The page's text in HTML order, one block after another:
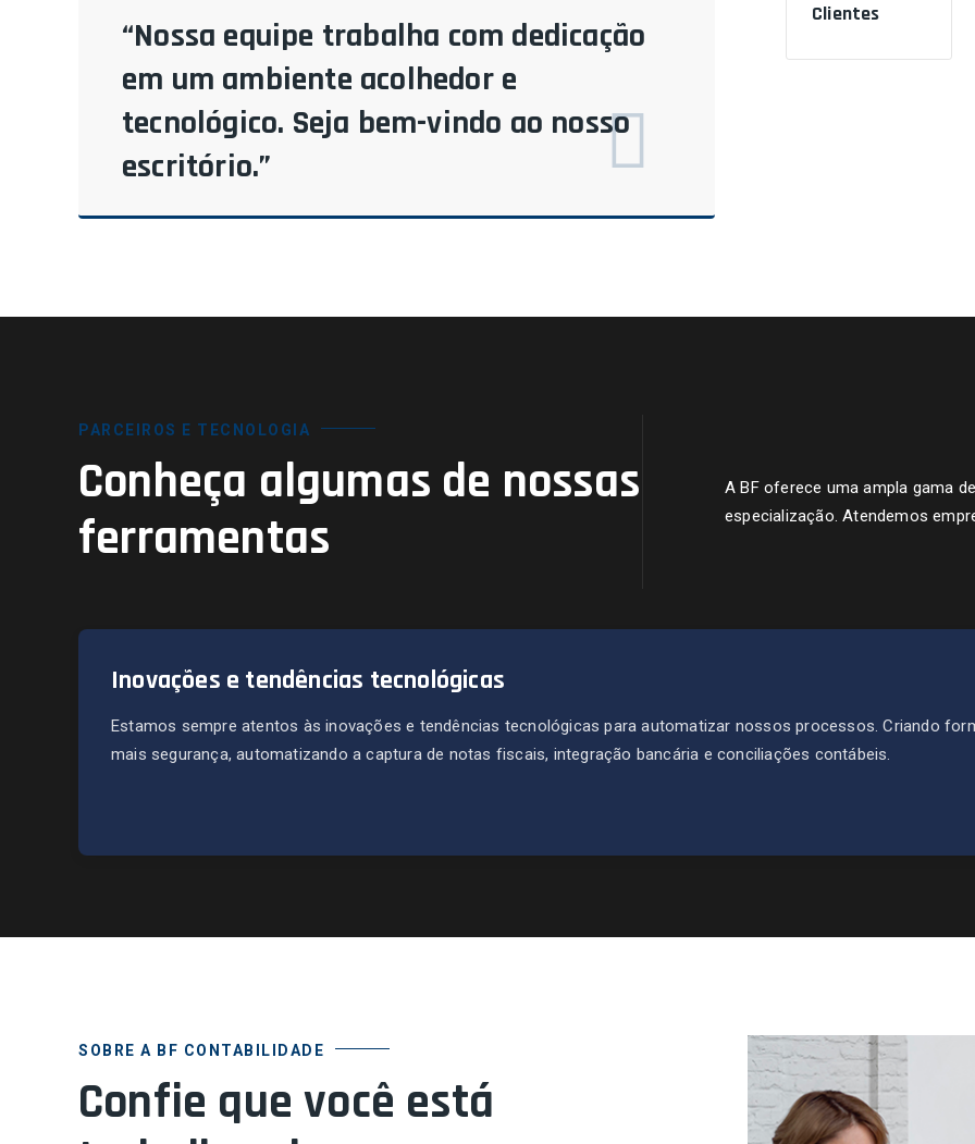
“Nossa equipe trabalha com dedicação
em um ambiente acolhedor e
tecnológico. Seja bem-vindo ao nosso
escritório.”
Clientes
PARCEIROS E TECNOLOGIA
Conheça algumas de nossas
ferramentas
A BF oferece uma ampla gama
especialização. Atendemos
Inovações e tendências tecnológicas
Estamos sempre atentos às inovações e tendências tecnológicas para automatizar nossos processos. Criando
mais segurança, automatizando a captura de notas fiscais, integração bancária e conciliações contábeis.
SOBRE A BF CONTABILIDADE
Confie que você está